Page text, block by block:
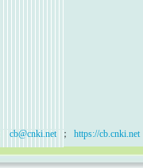
cb@cnki.net ； https://cb.cnki.net